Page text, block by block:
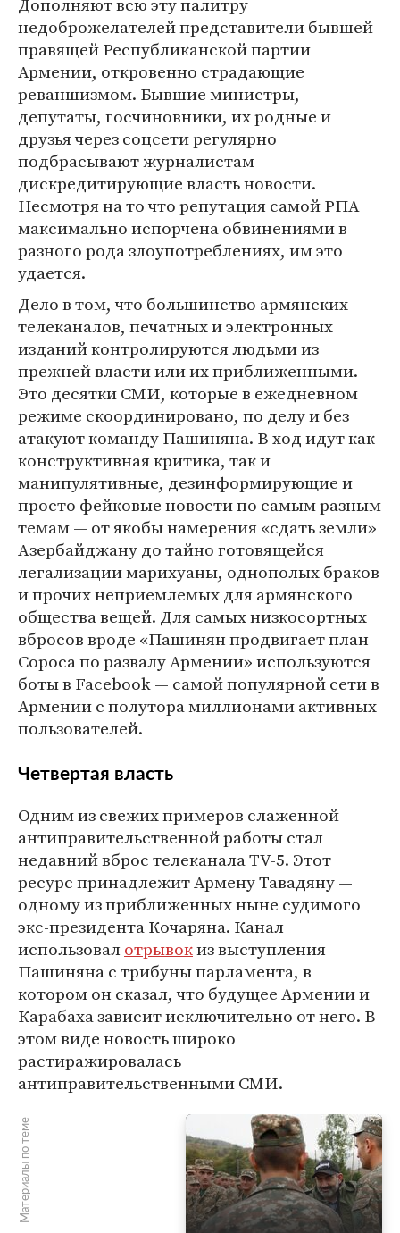
Дополняют всю эту палитру
недоброжелателей представители бывшей
правящей Республиканской партии
Армении, откровенно страдающие
реваншизмом. Бывшие министры,
депутаты, госчиновники, их родные и
друзья через соцсети регулярно
подбрасывают журналистам
дискредитирующие власть новости.
Несмотря на то что репутация самой РПА
максимально испорчена обвинениями в
разного рода злоупотреблениях, им это
удается.
Дело в том, что большинство армянских
телеканалов, печатных и электронных
изданий контролируются людьми из
прежней власти или их приближенными.
Это десятки СМИ, которые в ежедневном
режиме скоординировано, по делу и без
атакуют команду Пашиняна. В ход идут как
конструктивная критика, так и
манипулятивные, дезинформирующие и
просто фейковые новости по самым разным
темам — от якобы намерения «сдать земли»
Азербайджану до тайно готовящейся
легализации марихуаны, однополых браков
и прочих неприемлемых для армянского
общества вещей. Для самых низкосортных
вбросов вроде «Пашинян продвигает план
Сороса по развалу Армении» используются
боты в Facebook — самой популярной сети в
Армении с полутора миллионами активных
пользователей.
Четвертая власть
Одним из свежих примеров слаженной
антиправительственной работы стал
недавний вброс телеканала TV-5. Этот
ресурс принадлежит Армену Тавадяну —
одному из приближенных ныне судимого
экс-президента Кочаряна. Канал
использовалотрывокиз выступления
Пашиняна с трибуны парламента, в
котором он сказал, что будущее Армении и
Карабаха зависит исключительно от него. В
этом виде новость широко
растиражировалась
антиправительственными СМИ.
Материалы по теме